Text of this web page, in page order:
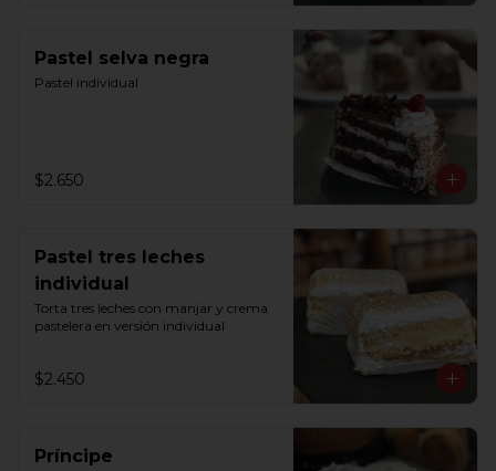
Pastel selva negra
Pastel individual
$2.650
Pastel tres leches
individual
Torta tres leches con manjar y crema
pastelera en versión individual
$2.450
Príncipe